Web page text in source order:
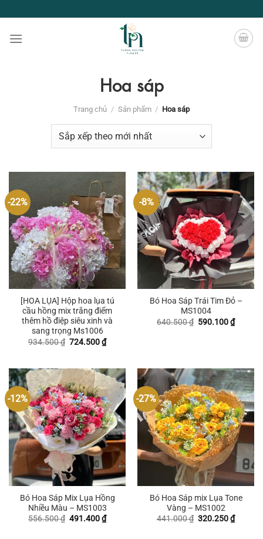
đến
nội
Hoa sáp
Trang chủ / Sản phẩm / Hoa sáp
-22%
[HOA LỤA] Hộp hoa lụa tú
cầu hồng mix trắng điểm
thêm hồ điệp siêu xinh và
sang trọng Ms1006
934.500₫ Giá
724.500₫Giá
hiện
724.500 ₫.
-8%
Bó Hoa Sáp Trái Tim Đỏ –
MS1004
640.500₫ Giá
590.100₫Giá
hiện
-12%
Bó Hoa Sáp Mix Lụa Hồng
Nhiều Màu – MS1003
556.500₫ Giá
491.400₫Giá
hiện
-27%
Bó Hoa Sáp mix Lụa Tone
Vàng – MS1002
441.000₫ Giá
320.250₫Giá
hiện